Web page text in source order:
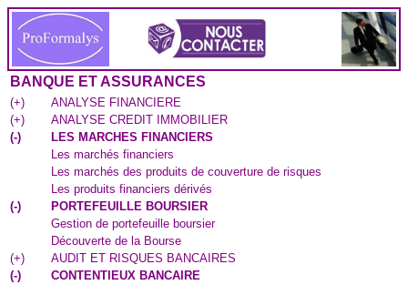
BANQUE ET ASSURANCES
(+)
ANALYSE FINANCIERE
(+)
ANALYSE CREDIT IMMOBILIER
(-)
LES MARCHES FINANCIERS
Les marchés financiers
Les marchés des produits de couverture de risques
Les produits financiers dérivés
(-)
PORTEFEUILLE BOURSIER
Gestion de portefeuille boursier
Découverte de la Bourse
(+)
AUDIT ET RISQUES BANCAIRES
(-)
CONTENTIEUX BANCAIRE